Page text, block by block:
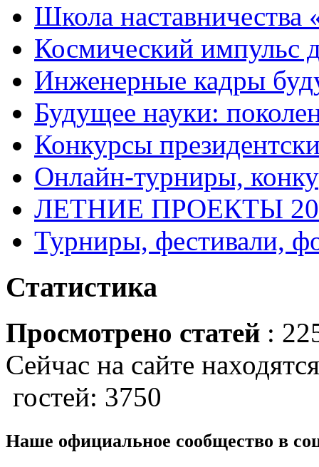
Школа
Космический импульс
Инженерные кадры
Будущее науки:
Конкурсы
Онлайн-турниры,
ЛЕТНИЕ ПРОЕКТЫ
Турниры, фестивали,
Статистика
Просмотрено статей :
Сейчас на сайте
гостей: 3750
Наше официальное сообщество в